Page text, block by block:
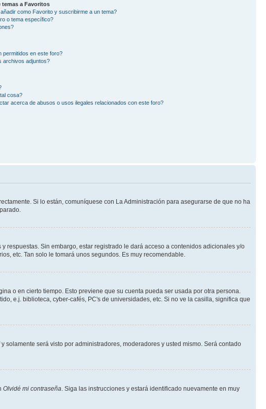
a Favoritos
como Favorito y suscribirme a un tema?
o tema específico?
permitidos en este foro?
archivos adjuntos?
cosa?
acerca de abusos o usos ilegales relacionados con este foro?
Si lo están, comuníquese con La Administración para asegurarse de que no ha
respuestas. Sin embargo, estar registrado le dará acceso a contenidos adicionales y/o
etc. Tan solo le tomará unos segundos. Es muy recomendable.
o en cierto tiempo. Esto previene que su cuenta pueda ser usada por otra persona.
e.j. biblioteca, cyber-cafés, PC's de universidades, etc. Si no ve la casilla, significa que
y solamente será visto por administradores, moderadores y usted mismo. Será contado
Olvidé mi contraseña . Siga las instrucciones y estará identificado nuevamente en muy